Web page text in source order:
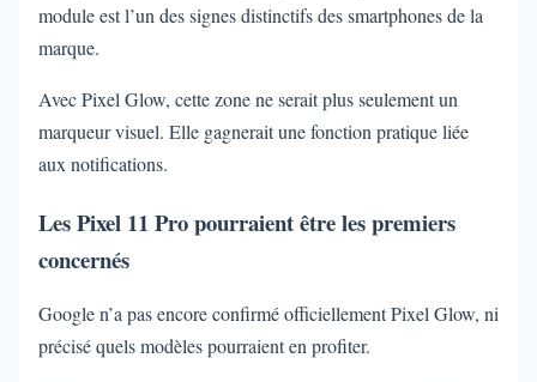
module est l’un des signes distinctifs des smartphones de la
marque.
Avec Pixel Glow, cette zone ne serait plus seulement un
marqueur visuel. Elle gagnerait une fonction pratique liée
aux notifications.
Les Pixel 11 Pro pourraient être les premiers
concernés
Google n’a pas encore confirmé officiellement Pixel Glow, ni
précisé quels modèles pourraient en profiter.